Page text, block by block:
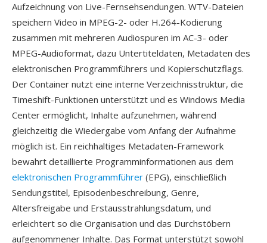
Aufzeichnung von Live-Fernsehsendungen. WTV-Dateien
speichern Video in MPEG-2- oder H.264-Kodierung
zusammen mit mehreren Audiospuren im AC-3- oder
MPEG-Audioformat, dazu Untertiteldaten, Metadaten des
elektronischen Programmführers und Kopierschutzflags.
Der Container nutzt eine interne Verzeichnisstruktur, die
Timeshift-Funktionen unterstützt und es Windows Media
Center ermöglicht, Inhalte aufzunehmen, während
gleichzeitig die Wiedergabe vom Anfang der Aufnahme
möglich ist. Ein reichhaltiges Metadaten-Framework
bewahrt detaillierte Programminformationen aus dem
elektronischen Programmführer (EPG), einschließlich
Sendungstitel, Episodenbeschreibung, Genre,
Altersfreigabe und Erstausstrahlungsdatum, und
erleichtert so die Organisation und das Durchstöbern
aufgenommener Inhalte. Das Format unterstützt sowohl